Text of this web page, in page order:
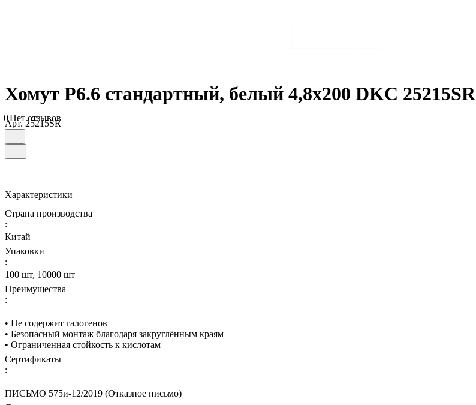
Хомут P6.6 стандартный, белый 4,8x200 DKC 25215SR
0Нет отзывов
Арт.25215SR
Характеристики
Страна производства
:
Китай
Упаковки
:
100 шт, 10000 шт
Преимущества
:
• Не содержит галогенов
• Безопасный монтаж благодаря закруглённым краям
• Ограниченная стойкость к кислотам
Сертификаты
:
ПИСЬМО 575и-12/2019 (Отказное письмо)